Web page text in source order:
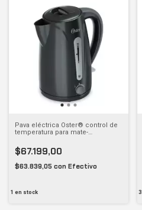
Pava eléctrica Oster® control de
temperatura para mate-
$67.199,00
$63.839,05 con Efectivo
1 en stock 3